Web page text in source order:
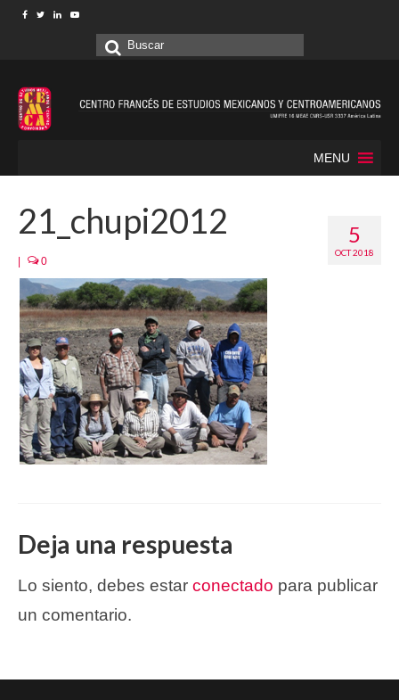
Buscar
MENU
5
OCT 2018
21_chupi2012
0
Deja una respuesta
Lo siento, debes estar conectado para publicar
un comentario.